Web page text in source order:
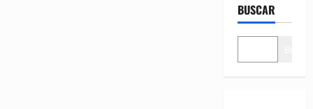
BUSCAR